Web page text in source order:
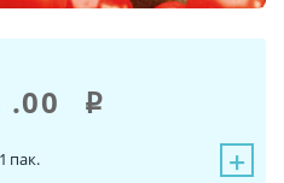
.00 i
+
1 пак.